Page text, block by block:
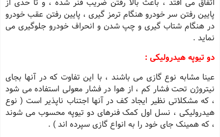
اتفاق می افتد ، باعث بالا رفتن ضریب فنر شده ، و تا حدی از
پایین رفتن سر خودرو هنگام ترمز گیری ، پایین رفتن عقب خودرو
در هنگام شتاب گیری و چپ شدن و انحراف خودرو جلوگیری می
نماید .
دو تیوپه هیدرولیکی :
عینا مشابه نوع گازی می باشند ، با این تفاوت که در آنها بجای
نیتروژن تحت فشار کم ، از هوا در فشار معولی استفاده می شود
، که مشکلاتی نظیر ایجاد کف در آنها اجتناب ناپذیر است ( نوع
هیدرولیکی ، نسل اول کمک فنرهای دو تیوپه محسوب می شوند
، که همینک جای خود را به انواع گازی سپرده اند ) .